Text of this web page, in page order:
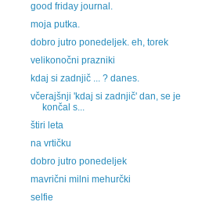
good friday journal.
moja putka.
dobro jutro ponedeljek. eh, torek
velikonočni prazniki
kdaj si zadnjič ... ? danes.
včerajšnji 'kdaj si zadnjič' dan, se je
končal s...
štiri leta
na vrtičku
dobro jutro ponedeljek
mavrični milni mehurčki
selfie